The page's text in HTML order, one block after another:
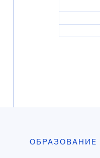
ОБРАЗОВАНИЕ